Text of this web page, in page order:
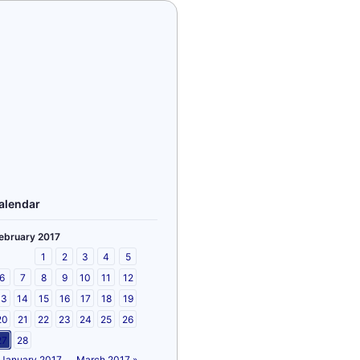
2017
1
2 3 4
5
6
7 8 9 10 11
12
14 15 16 17 18
19
21 22 23 24 25
26
28